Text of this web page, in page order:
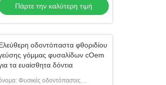
Πάρτε την καλύτερη τιμή
οδοντόπαστα φθοριδίου
γόμμας φυσαλίδων cOem
τα ευαίσθητα δόντια
Φυσικές οδοντόπαστες